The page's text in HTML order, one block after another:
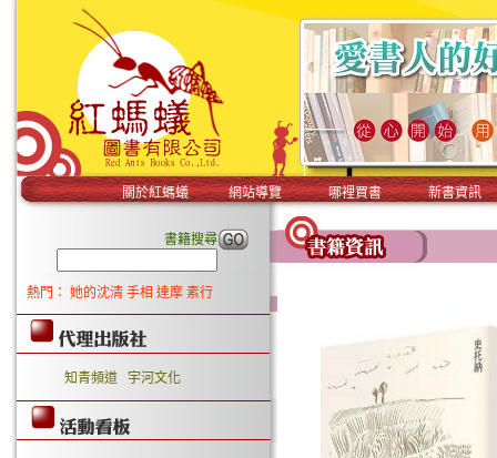
關於紅螞蟻 網站導覽 哪裡買書 新書資訊
書籍搜尋
熱門： 她的沈清 手相 達摩 素行
知青頻道 宇河文化